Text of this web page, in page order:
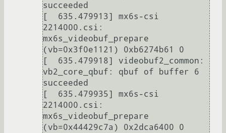
succeeded
[  635.479913] mx6s-csi
2214000.csi:
mx6s_videobuf_prepare
(vb=0x3f0e1121) 0xb6274b61 0
[  635.479918] videobuf2_common:
vb2_core_qbuf: qbuf of buffer 6
succeeded
[  635.479935] mx6s-csi
2214000.csi:
mx6s_videobuf_prepare
(vb=0x44429c7a) 0x2dca6400 0